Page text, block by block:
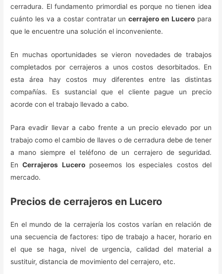
cerradura. El fundamento primordial es porque no tienen idea
cuánto les va a costar contratar uncerrajero en Lucero para
que le encuentre una solución el inconveniente.
En muchas oportunidades se vieron novedades de trabajos
completados por cerrajeros a unos costos desorbitados. En
esta área hay costos muy diferentes entre las distintas
compañías. Es sustancial que el cliente pague un precio
acorde con el trabajo llevado a cabo.
Para evadir llevar a cabo frente a un precio elevado por un
trabajo como el cambio de llaves o de cerradura debe de tener
a mano siempre el teléfono de un cerrajero de seguridad.
EnCerrajeros Luceroposeemos los especiales costos del
mercado.
Precios de cerrajeros en Lucero
En el mundo de la cerrajería los costos varían en relación de
una secuencia de factores: tipo de trabajo a hacer, horario en
el que se haga, nivel de urgencia, calidad del material a
sustituir, distancia de movimiento del cerrajero, etc.